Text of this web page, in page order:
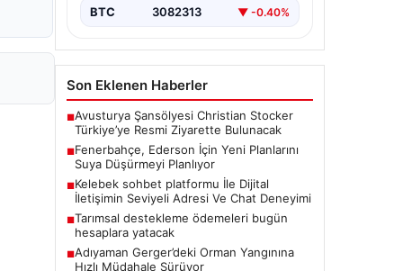
BTC 3082313 ▼ -0.40%
Son Eklenen Haberler
■Avusturya Şansölyesi Christian Stocker
Türkiye’ye Resmi Ziyarette Bulunacak
■Fenerbahçe, Ederson İçin Yeni Planlarını
Suya Düşürmeyi Planlıyor
■Kelebek sohbet platformu İle Dijital
İletişimin Seviyeli Adresi Ve Chat Deneyimi
■Tarımsal destekleme ödemeleri bugün
hesaplara yatacak
■Adıyaman Gerger’deki Orman Yangınına
Hızlı Müdahale Sürüyor